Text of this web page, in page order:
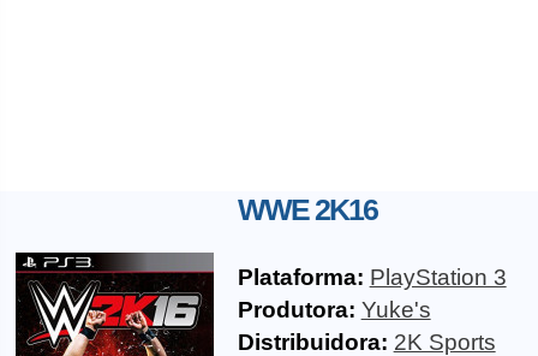
WWE 2K16
Plataforma: PlayStation 3
Produtora: Yuke's
Distribuidora: 2K Sports